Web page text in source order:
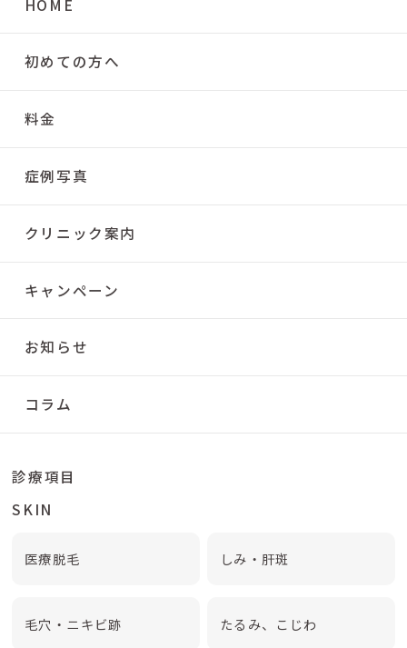
HOME
初めての方へ
料金
症例写真
クリニック案内
キャンペーン
お知らせ
コラム
診療項目
SKIN
医療脱毛 しみ・肝斑
毛穴・ニキビ跡 たるみ、こじわ